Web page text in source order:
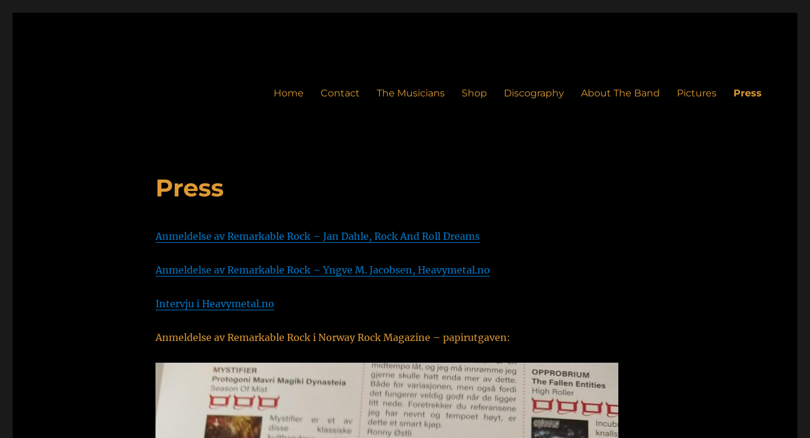
Home Contact The Musicians Shop Discography About The Band Pictures Press
Press
Anmeldelse av Remarkable Rock – Jan Dahle, Rock And Roll Dreams
Anmeldelse av Remarkable Rock – Yngve M. Jacobsen, Heavymetal.no
Intervju i Heavymetal.no
Anmeldelse av Remarkable Rock i Norway Rock Magazine – papirutgaven: